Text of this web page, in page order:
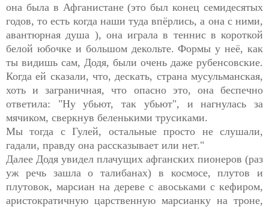
она была в Афганистане (это был конец семидесятых
годов, то есть когда наши туда впёрлись, а она с ними,
авантюрная душа ), она играла в теннис в короткой
белой юбочке и большом декольте. Формы у неё, как
ты видишь сам, Додя, были очень даже рубенсовские.
Когда ей сказали, что, дескать, страна мусульманская,
хоть и заграничная, что опасно это, она беспечно
ответила: "Ну убьют, так убьют", и нагнулась за
мячиком, сверкнув беленькими трусиками.
Мы тогда с Гулей, остальные просто не слушали,
гадали, правду она рассказывает или нет."
Далее Додя увидел плачущих афганских пионеров (раз
уж речь зашла о талибанах) в космосе, плутов и
плутовок, марсиан на дереве с авоськами с кефиром,
аристократичную царственную марсианку на троне,